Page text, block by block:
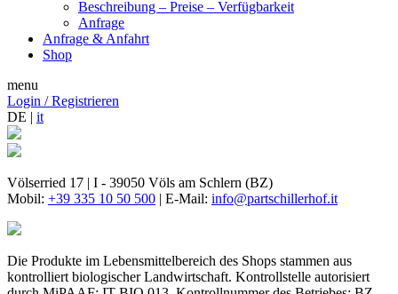
Beschreibung – Preise – Verfügbarkeit
Anfrage
Anfrage & Anfahrt
Shop
menu
Login / Registrieren
DE | it
Völserried 17 | I - 39050 Völs am Schlern (BZ)
Mobil: +39 335 10 50 500 | E-Mail: info@partschillerhof.it
Die Produkte im Lebensmittelbereich des Shops stammen aus
kontrolliert biologischer Landwirtschaft. Kontrollstelle autorisiert